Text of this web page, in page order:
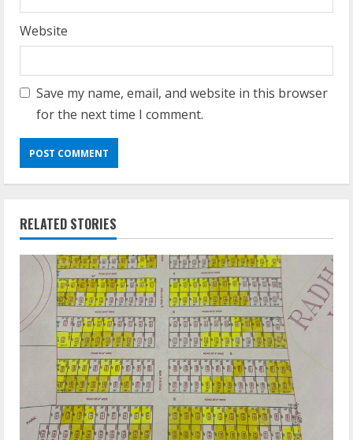
Website
Save my name, email, and website in this browser
for the next time I comment.
RELATED STORIES